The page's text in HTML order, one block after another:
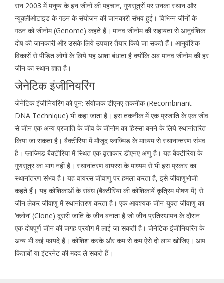
सन 2003 में मनुष्य के इन जीनों की पहचान, गुणसूत्रों पर उनका स्थान और
न्यूक्लीओटाइड के गठन के संयोजन की जानकारी संभव हुई। विभिन्न जीनों के
गठन को जीनोम (Genome) कहते हैं। मानव जीनोम की सहायता से आनुवंशिक
दोष की जानकारी और उसके लिये उपचार तैयार किये जा सकते हैं। आनुवंशिक
विकारों से पीड़ित लोगों के लिये यह आशा बंधाता है क्योंकि अब मानव जीनोम की हर
जीन का स्थान ज्ञात है।
जेनेटिक इंजीनियरिंग
जेनेटिक इंजीनियरिंग को पुन: संयोजक डीएनए तकनीक (Recombinant
DNA Technique) भी कहा जाता है। इस तकनीक में एक प्रजाति के एक जीव
से जीन एक अन्य प्रजाति के जीव के जीनोम का हिस्सा बनने के लिये स्थानांतरित
किया जा सकता है। बैक्टीरिया में मौजूद प्लाज्मिड के माध्यम से स्थानान्तरण संभव
है। प्लाज्मिड बैक्टीरिया में स्थित एक वृत्ताकार डीएनए अणु है। यह बैक्टीरिया के
गुणसूत्र का भाग नहीं है। स्थानांतरण वायरस के माध्यम से भी इस प्रकार का
स्थानांतरण संभव है। यह वायरस जीवाणु पर हमला करता है, इसे जीवाणुभोजी
कहते हैं। यह कोशिकाओं के संबंध (बैक्टीरिया की कोशिकायें कृत्रिम पोषण में) से
जीन लेकर जीवाणु में स्थानांतरण करता है। एक आवश्यक-जीन-युक्त जीवाणु का
‘क्लोन’ (Clone) दूसरी जाति के जीन बनाता है जो जीन प्रतिस्थापन के दौरान
एक दोषपूर्ण जीन की जगह प्रयोग में लाई जा सकती है। जेनेटिक इंजीनियरिंग के
अन्य भी कई फायदे हैं। कोशिश करके और कम से कम ऐसे दो लाभ खोजिए। आप
किताबों या इंटरनेट की मदद ले सकते हैं।